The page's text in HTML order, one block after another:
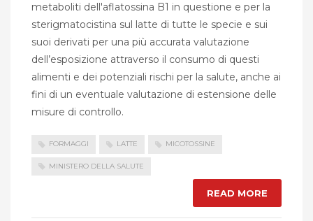
metaboliti dell'aflatossina B1 in questione e per la
sterigmatocistina sul latte di tutte le specie e sui
suoi derivati per una più accurata valutazione
dell’esposizione attraverso il consumo di questi
alimenti e dei potenziali rischi per la salute, anche ai
fini di un eventuale valutazione di estensione delle
misure di controllo.
FORMAGGI LATTE MICOTOSSINE
MINISTERO DELLA SALUTE
READ MORE